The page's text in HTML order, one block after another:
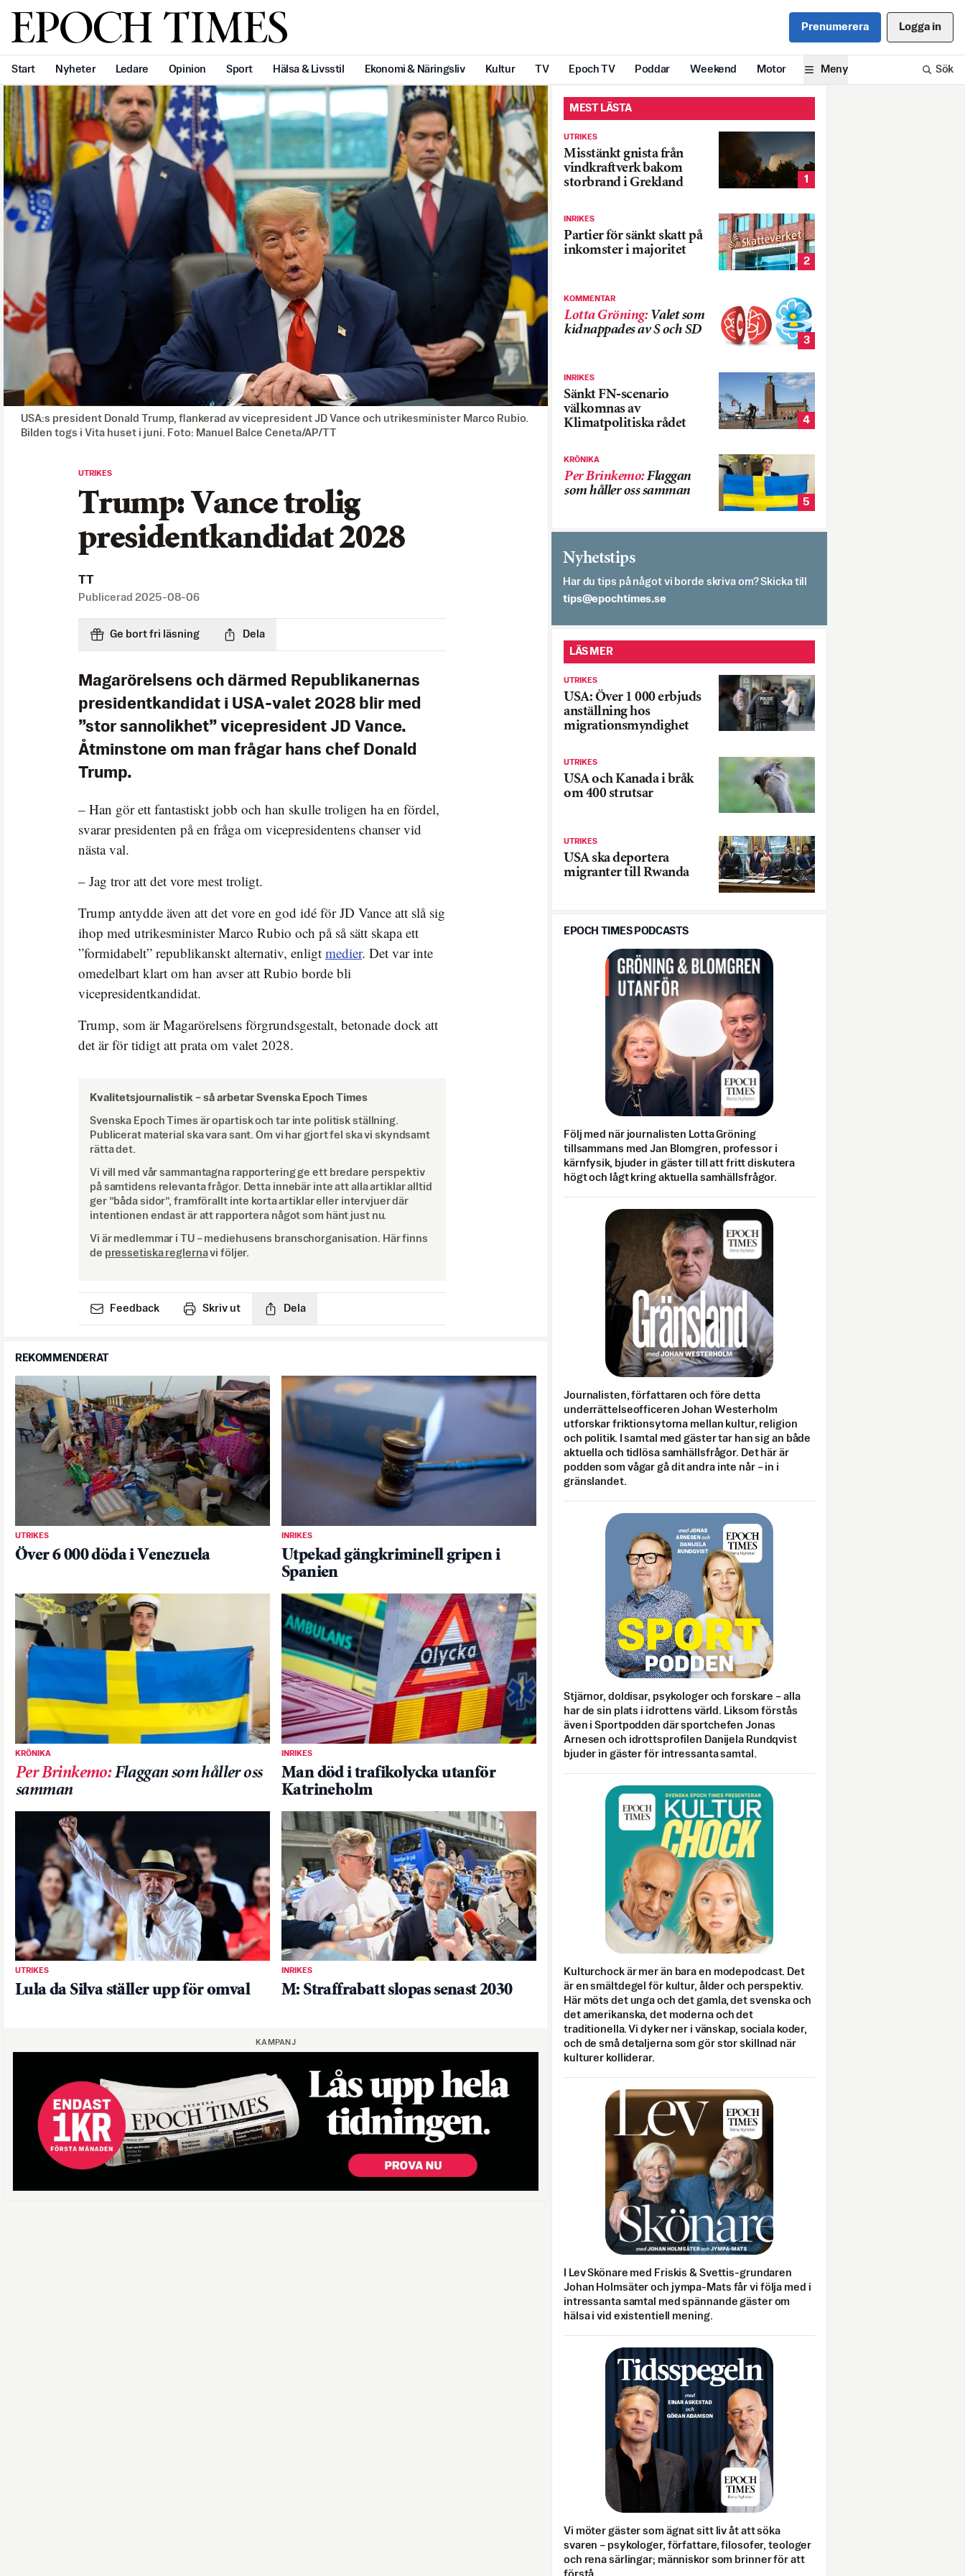
Svenska Epoch Times Prenumerera Logga in
Start Nyheter Ledare Opinion Sport Hälsa & Livsstil Ekonomi & Näringsliv Kultur TV Epoch TV Poddar Weekend Motor Meny Sök
USA:s president Donald Trump, flankerad av vicepresident JD Vance och utrikesminister Marco Rubio.
Bilden togs i Vita huset i juni. Foto: Manuel Balce Ceneta/AP/TT
UTRIKES
Trump: Vance trolig
presidentkandidat 2028
TT
Publicerad 2025-08-06
Ge bort fri läsning Dela
Magarörelsens och därmed Republikanernas
presidentkandidat i USA-valet 2028 blir med
”stor sannolikhet” vicepresident JD Vance.
Åtminstone om man frågar hans chef Donald
Trump.
– Han gör ett fantastiskt jobb och han skulle troligen ha en fördel,
svarar presidenten på en fråga om vicepresidentens chanser vid
nästa val.
– Jag tror att det vore mest troligt.
Trump antydde även att det vore en god idé för JD Vance att slå sig
ihop med utrikesminister Marco Rubio och på så sätt skapa ett
”formidabelt” republikanskt alternativ, enligt medier. Det var inte
omedelbart klart om han avser att Rubio borde bli
vicepresidentkandidat.
Trump, som är Magarörelsens förgrundsgestalt, betonade dock att
det är för tidigt att prata om valet 2028.
Kvalitetsjournalistik – så arbetar Svenska Epoch Times
Svenska Epoch Times är opartisk och tar inte politisk ställning.
Publicerat material ska vara sant. Om vi har gjort fel ska vi skyndsamt
rätta det.
Vi vill med vår sammantagna rapportering ge ett bredare perspektiv
på samtidens relevanta frågor. Detta innebär inte att alla artiklar alltid
ger ”båda sidor”, framförallt inte korta artiklar eller intervjuer där
intentionen endast är att rapportera något som hänt just nu.
Vi är medlemmar i TU – mediehusens branschorganisation. Här finns
de pressetiska reglernavi följer.
Feedback Skriv ut Dela
REKOMMENDERAT
UTRIKES
Över 6 000 döda i Venezuela
INRIKES
Utpekad gängkriminell gripen i
Spanien
KRÖNIKA
Per Brinkemo:Flaggan som håller oss
samman
INRIKES
Man död i trafikolycka utanför
Katrineholm
UTRIKES
Lula da Silva ställer upp för omval
INRIKES
M: Straffrabatt slopas senast 2030
KAMPANJ
MEST LÄSTA
UTRIKES
Misstänkt gnista från
vindkraftverk bakom
storbrand i Grekland
1
INRIKES
Partier för sänkt skatt på
inkomster i majoritet
2
KOMMENTAR
Lotta Gröning: Valet som
kidnappades av S och SD
3
INRIKES
Sänkt FN-scenario
välkomnas av
Klimatpolitiska rådet
4
KRÖNIKA
Per Brinkemo:Flaggan
som håller oss samman
5
Nyhetstips
Har du tips på något vi borde skriva om? Skicka till
es.semithcope@spit
LÄS MER
UTRIKES
USA: Över 1 000 erbjuds
anställning hos
migrationsmyndighet
UTRIKES
USA och Kanada i bråk
om 400 strutsar
UTRIKES
USA ska deportera
migranter till Rwanda
EPOCH TIMES PODCASTS
Följ med när journalisten Lotta Gröning
tillsammans med Jan Blomgren, professor i
kärnfysik, bjuder in gäster till att fritt diskutera
högt och lågt kring aktuella samhällsfrågor.
Journalisten, författaren och före detta
underrättelseofficeren Johan Westerholm
utforskar friktionsytorna mellan kultur, religion
och politik. I samtal med gäster tar han sig an både
aktuella och tidlösa samhällsfrågor. Det här är
podden som vågar gå dit andra inte når – in i
gränslandet.
Stjärnor, doldisar, psykologer och forskare – alla
har de sin plats i idrottens värld. Liksom förstås
även i Sportpodden där sportchefen Jonas
Arnesen och idrottsprofilen Danijela Rundqvist
bjuder in gäster för intressanta samtal.
Kulturchock är mer än bara en modepodcast. Det
är en smältdegel för kultur, ålder och perspektiv.
Här möts det unga och det gamla, det svenska och
det amerikanska, det moderna och det
traditionella. Vi dyker ner i vänskap, sociala koder,
och de små detaljerna som gör stor skillnad när
kulturer kolliderar.
I Lev Skönare med Friskis & Svettis-grundaren
Johan Holmsäter och jympa-Mats får vi följa med i
intressanta samtal med spännande gäster om
hälsa i vid existentiell mening.
Vi möter gäster som ägnat sitt liv åt att söka
svaren – psykologer, författare, filosofer, teologer
och rena särlingar; människor som brinner för att